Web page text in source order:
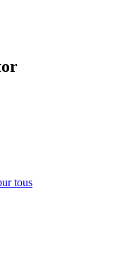
tous